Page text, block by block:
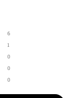
6
1
0
0
0